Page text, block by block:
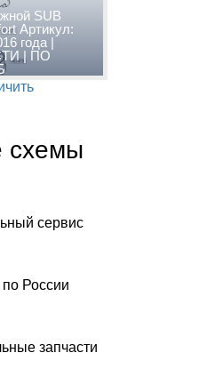
SUB
Артикул:
года |
| ПО
схемы
сервис
России
запчасти